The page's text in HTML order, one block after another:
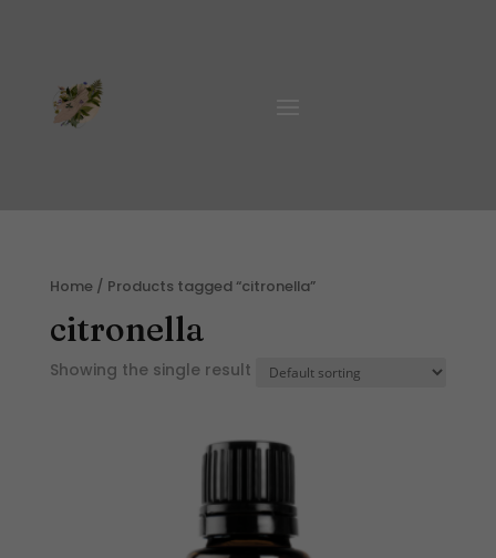
Home/ Products tagged “citronella”
citronella
Showing the single result